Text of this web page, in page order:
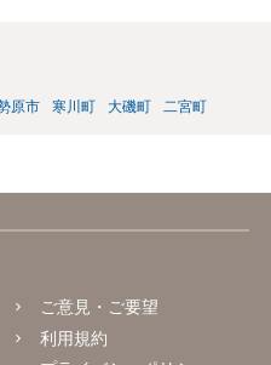
お、親子の縁を切ってもよいと
ることが言わばお父様の生きが
、そのおかげで長生きできてい
原市 寒川町 大磯町 二宮町
ご意見・ご要望
利用規約